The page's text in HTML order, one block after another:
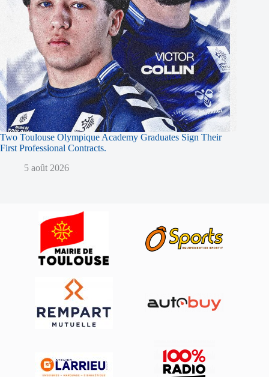
Two Toulouse Olympique Academy Graduates Sign Their
First Professional Contracts.
5 août 2026